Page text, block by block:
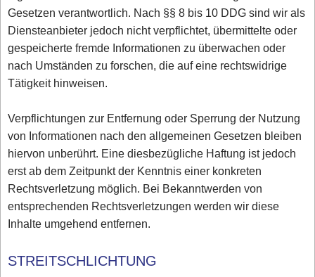
Gesetzen verantwortlich. Nach §§ 8 bis 10 DDG sind wir als
Diensteanbieter jedoch nicht verpflichtet, übermittelte oder
gespeicherte fremde Informationen zu überwachen oder
nach Umständen zu forschen, die auf eine rechtswidrige
Tätigkeit hinweisen.
Verpflichtungen zur Entfernung oder Sperrung der Nutzung
von Informationen nach den allgemeinen Gesetzen bleiben
hiervon unberührt. Eine diesbezügliche Haftung ist jedoch
erst ab dem Zeitpunkt der Kenntnis einer konkreten
Rechtsverletzung möglich. Bei Bekanntwerden von
entsprechenden Rechtsverletzungen werden wir diese
Inhalte umgehend entfernen.
STREITSCHLICHTUNG